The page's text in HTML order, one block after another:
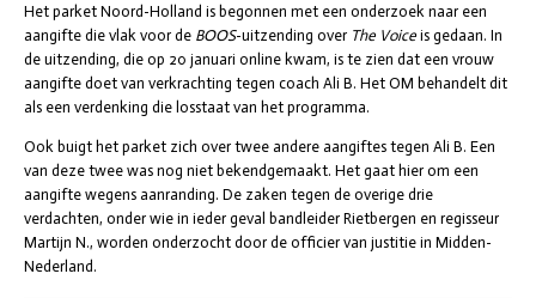
Het parket Noord-Holland is begonnen met een onderzoek naar een
aangifte die vlak voor de BOOS-uitzending over The Voice is gedaan. In
de uitzending, die op 20 januari online kwam, is te zien dat een vrouw
aangifte doet van verkrachting tegen coach Ali B. Het OM behandelt dit
als een verdenking die losstaat van het programma.
Ook buigt het parket zich over twee andere aangiftes tegen Ali B. Een
van deze twee was nog niet bekendgemaakt. Het gaat hier om een
aangifte wegens aanranding. De zaken tegen de overige drie
verdachten, onder wie in ieder geval bandleider Rietbergen en regisseur
Martijn N., worden onderzocht door de officier van justitie in Midden-
Nederland.